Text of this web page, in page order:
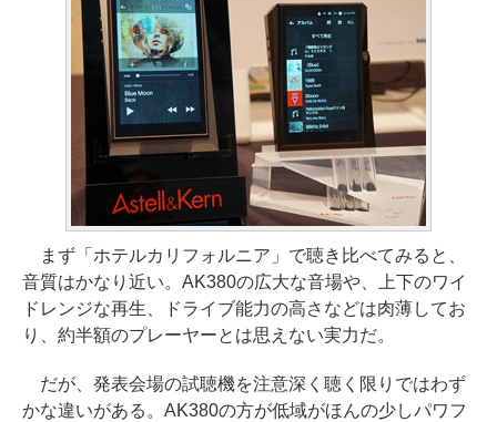
まず「ホテルカリフォルニア」で聴き比べてみると、
音質はかなり近い。AK380の広大な音場や、上下のワイ
ドレンジな再生、ドライブ能力の高さなどは肉薄してお
り、約半額のプレーヤーとは思えない実力だ。
だが、発表会場の試聴機を注意深く聴く限りではわず
かな違いがある。AK380の方が低域がほんの少しパワフ